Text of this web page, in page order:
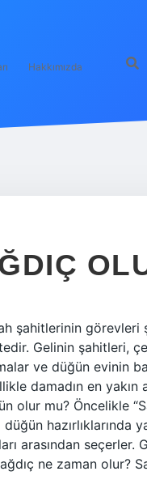
Hakkımızda
şahitlerinin görevleri
Gelinin şahitleri,
ve düğün evinin
damadın en yakın
olur mu? Öncelikle
hazırlıklarında
arasından seçerler.
ne zaman olur?